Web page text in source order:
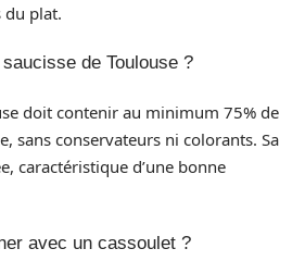
du plat.
de Toulouse ?
doit contenir au minimum 75% de
sans conservateurs ni colorants. Sa
caractéristique d’une bonne
avec un cassoulet ?